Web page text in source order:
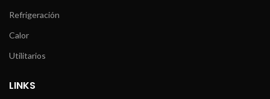
Refrigeración
Calor
Utilitarios
LINKS